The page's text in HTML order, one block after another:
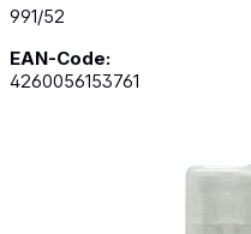
991/52
EAN-Code:
4260056153761
Bildergalerie überspringen